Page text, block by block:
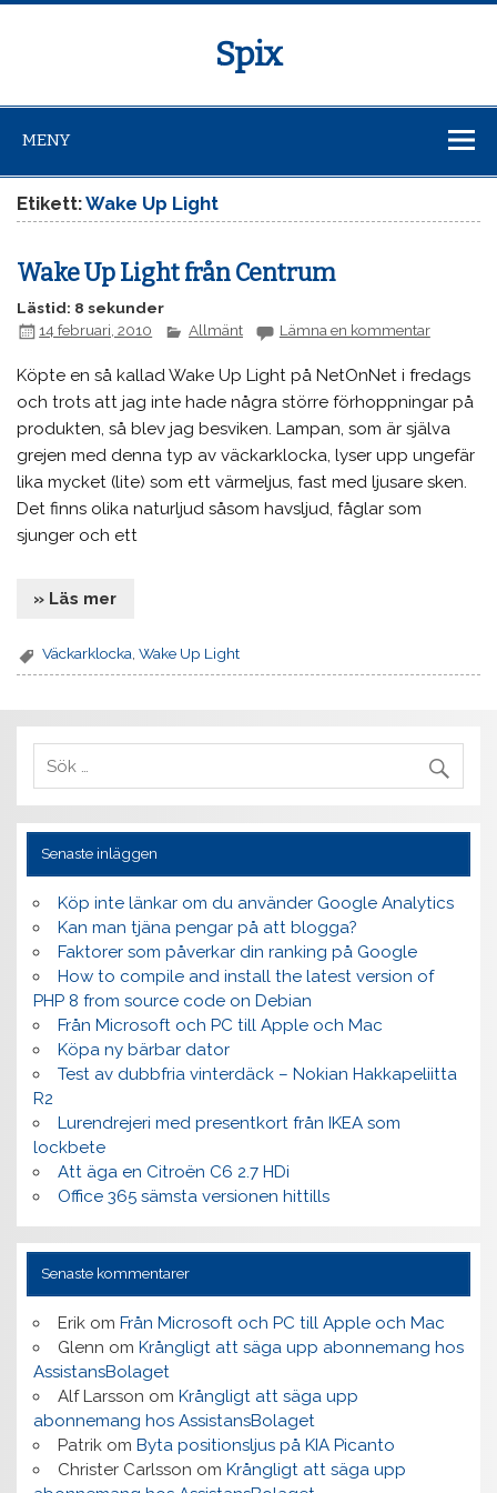
Spix
MENY
Etikett:Wake Up Light
Wake Up Light från Centrum
Lästid: 8 sekunder
14 februari, 2010
Allmänt Lämna en kommentar
Köpte en så kallad Wake Up Light på NetOnNet i fredags
och trots att jag inte hade några större förhoppningar på
produkten, så blev jag besviken. Lampan, som är själva
grejen med denna typ av väckarklocka, lyser upp ungefär
lika mycket (lite) som ett värmeljus, fast med ljusare sken.
Det finns olika naturljud såsom havsljud, fåglar som
sjunger och ett
» Läs mer
Väckarklocka ,Wake Up Light
Senaste inläggen
Köp inte länkar om du använder Google Analytics
Kan man tjäna pengar på att blogga?
Faktorer som påverkar din ranking på Google
How to compile and install the latest version of
PHP 8 from source code on Debian
Från Microsoft och PC till Apple och Mac
Köpa ny bärbar dator
Test av dubbfria vinterdäck – Nokian Hakkapeliitta
R2
Lurendrejeri med presentkort från IKEA som
lockbete
Att äga en Citroën C6 2.7 HDi
Office 365 sämsta versionen hittills
Senaste kommentarer
Erikom Från Microsoft och PC till Apple och Mac
Glenn om Krångligt att säga upp abonnemang hos
AssistansBolaget
Alf Larsson om Krångligt att säga upp
abonnemang hos AssistansBolaget
Patrikom Byta positionsljus på KIA Picanto
Christer Carlsson om Krångligt att säga upp